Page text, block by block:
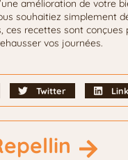
amélioration de votre
souhaitiez simplement
ces recettes sont conçues
vos journées.
Twitter